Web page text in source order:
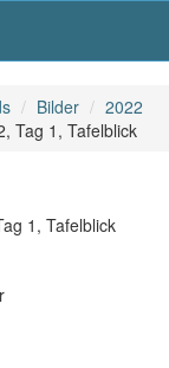
Bilder
2022
Tag 1, Tafelblick
1, Tafelblick